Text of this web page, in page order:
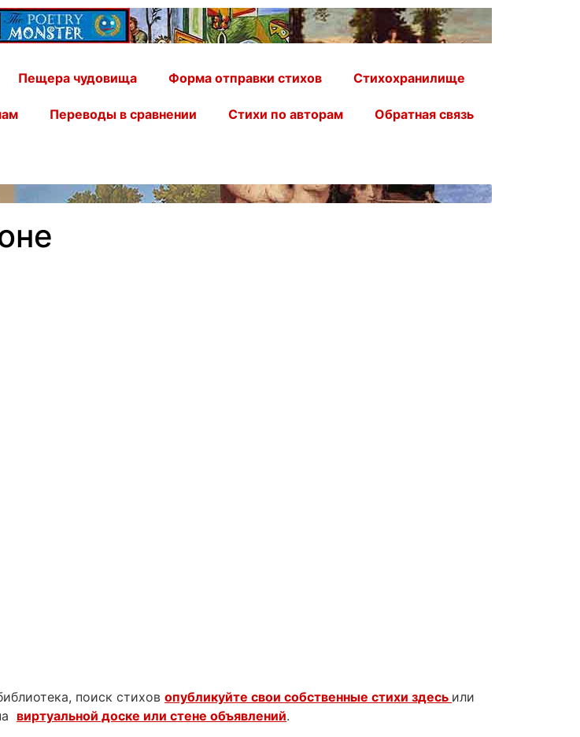
Пещера чудовища Форма отправки стихов Стихохранилище
Переводы в сравнении Стихи по авторам Обратная связь
поиск стихов опубликуйте свои собственные стихи здесь или
виртуальной доске или стене объявлений.